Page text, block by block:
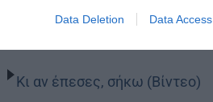
Data Deletion Data Access
Χωρίς τον Χριστό
Κι αν έπεσες, σήκω (Βίντεο)